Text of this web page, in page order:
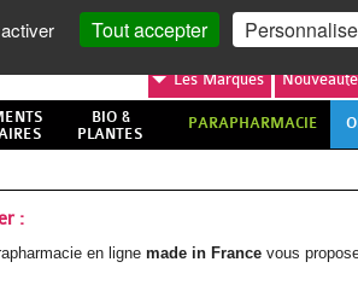
MON COMPTE
LesMarques
BIO &
PLANTES
PARAPHARMACIE
:
en lignemade in France vous
Tout accepter